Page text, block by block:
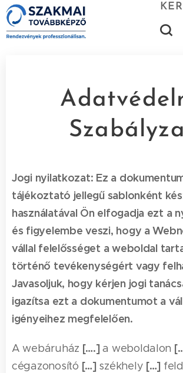
Jogi nyilatkozat: Ez a
tájékoztató jellegű sablonként
használatával Ön elfogadja ezt a
és figyelembe veszi, hogy a
vállal felelősséget a weboldal
történő tevékenységért vagy
Javasoljuk, hogy kérjen jogi
igazítsa ezt a dokumentumot a
igényeihez megfelelően.
A webáruház [….]a weboldalon
cégazonosító […]székhely […]